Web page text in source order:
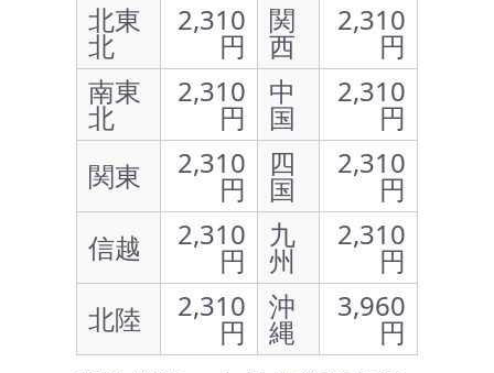
北東
北
2,310
円
関
西
2,310
円
南東
北
2,310
円
中
国
2,310
円
関東
2,310
円
四
国
2,310
円
信越
2,310
円
九
州
2,310
円
北陸
2,310
円
沖
縄
3,960
円